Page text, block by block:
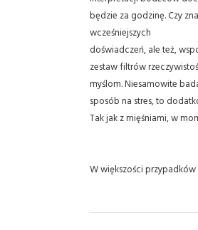
będzie za godzinę. Czy
wcześniejszych
doświadczeń, ale też,
zestaw filtrów
myślom. Niesamowite
sposób na stres, to
Tak jak z mięśniami, w
W większości przypadków